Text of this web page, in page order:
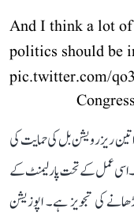
And I think a lot
politics should be
pic.twitter.com/
ریزرویشن بل کی حمایت کی
اسی عمل کے تحت پارلیمنٹ کے
کی تجویز ہے۔ اپوزیشن